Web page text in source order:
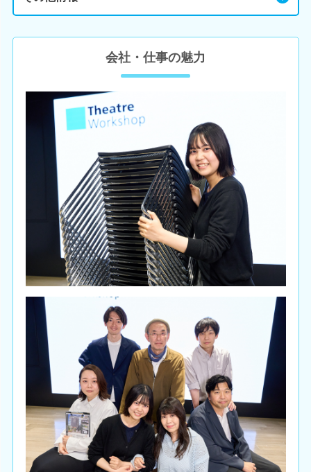
会社・仕事の魅力